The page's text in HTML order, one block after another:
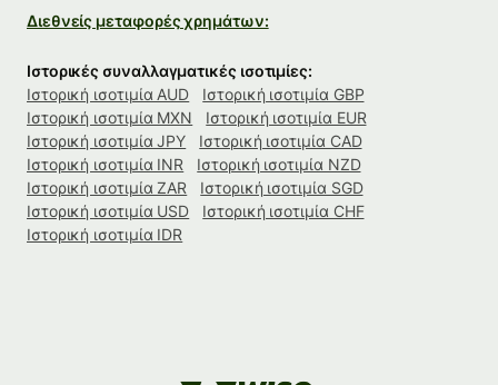
Διεθνείς μεταφορές χρημάτων:
Ιστορικές συναλλαγματικές ισοτιμίες:
Ιστορική ισοτιμία AUD
Ιστορική ισοτιμία GBP
Ιστορική ισοτιμία MXN
Ιστορική ισοτιμία EUR
Ιστορική ισοτιμία JPY
Ιστορική ισοτιμία CAD
Ιστορική ισοτιμία INR
Ιστορική ισοτιμία NZD
Ιστορική ισοτιμία ZAR
Ιστορική ισοτιμία SGD
Ιστορική ισοτιμία USD
Ιστορική ισοτιμία CHF
Ιστορική ισοτιμία IDR